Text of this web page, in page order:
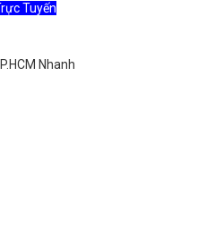
Tuyến